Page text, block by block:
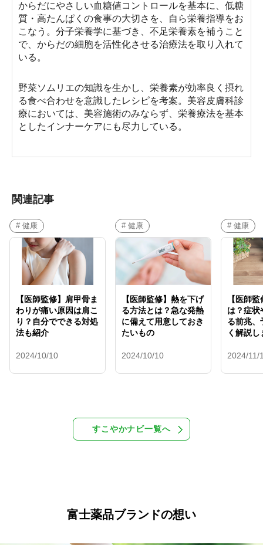
からだにやさしい血糖値コントロールを基本に、低糖
質・高たんぱくの食事の大切さを、自ら栄養指導をお
こなう。分子栄養学に基づき、不足栄養素を補うこと
で、からだの細胞を活性化させる治療法を取り入れて
いる。
野菜ソムリエの知識を生かし、栄養素が効率良く摂れ
る食べ合わせを意識したレシピを考案。美容皮膚科診
療においては、美容施術のみならず、栄養療法を基本
としたインナーケアにも尽力している。
関連記事
# 健康
【医師監修】肩甲骨ま
わりが痛い原因は肩こ
り？自分でできる対処
法も紹介
2024/10/10
# 健康
【医師監修】熱を下げ
る方法とは？急な発熱
に備えて用意しておき
たいもの
2024/10/10
# 健康
【医師
は？症状
る前兆、
く解説し
2024/11/
すこやかナビ一覧へ
富士薬品ブランドの想い